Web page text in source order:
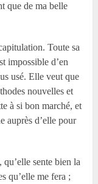
que de ma belle
Toute sa
impossible d’en
usé. Elle veut que
nouvelles et
à si bon marché, et
auprès d’elle pour
sente bien la
qu’elle me fera ;